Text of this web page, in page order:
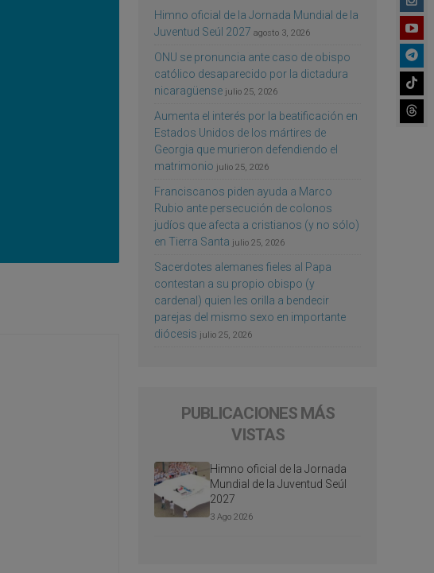
Himno oficial de la Jornada Mundial de la
Juventud Seúl 2027 agosto 3, 2026
ONU se pronuncia ante caso de obispo
católico desaparecido por la dictadura
nicaragüense julio 25, 2026
Aumenta el interés por la beatificación en
Estados Unidos de los mártires de
Georgia que murieron defendiendo el
matrimonio julio 25, 2026
Franciscanos piden ayuda a Marco
Rubio ante persecución de colonos
judíos que afecta a cristianos (y no sólo)
en Tierra Santa julio 25, 2026
Sacerdotes alemanes fieles al Papa
contestan a su propio obispo (y
cardenal) quien les orilla a bendecir
parejas del mismo sexo en importante
diócesis julio 25, 2026
PUBLICACIONES MÁS
VISTAS
Himno oficial de la Jornada
Mundial de la Juventud Seúl
2027
3 Ago 2026